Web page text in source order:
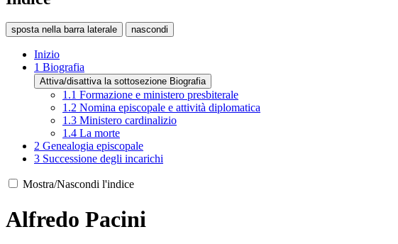
sposta nella barra laterale nascondi
Inizio
1 Biografia
Attiva/disattiva la sottosezione Biografia
1.1 Formazione e ministero presbiterale
1.2 Nomina episcopale e attività diplomatica
1.3 Ministero cardinalizio
1.4 La morte
2 Genealogia episcopale
3 Successione degli incarichi
Mostra/Nascondi l'indice
Alfredo Pacini